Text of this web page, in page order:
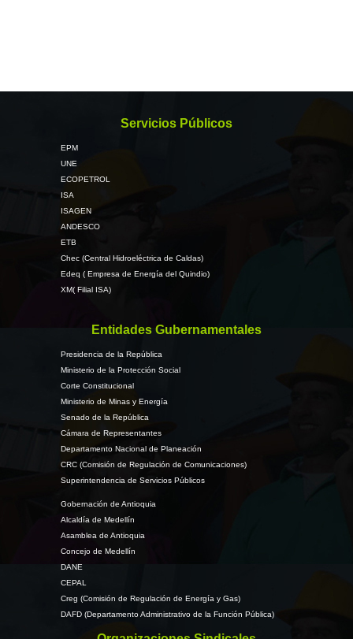
Servicios Públicos
EPM
UNE
ECOPETROL
ISA
ISAGEN
ANDESCO
ETB
Chec (Central Hidroeléctrica de Caldas)
Edeq ( Empresa de Energía del Quindio)
XM( Filial ISA)
Entidades Gubernamentales
Presidencia de la República
Ministerio de la Protección Social
Corte Constitucional
Ministerio de Minas y Energía
Senado de la República
Cámara de Representantes
Departamento Nacional de Planeación
CRC (Comisión de Regulación de Comunicaciones)
Superintendencia de Servicios Públicos
Gobernación de Antioquia
Alcaldía de Medellín
Asamblea de Antioquia
Concejo de Medellín
DANE
CEPAL
Creg (Comisión de Regulación de Energía y Gas)
DAFD (Departamento Administrativo de la Función Pública)